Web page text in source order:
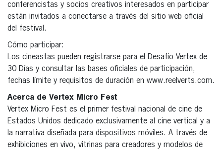
conferencistas y socios creativos interesados en participar
están invitados a conectarse a través del sitio web oficial
del festival.
Cómo participar:
Los cineastas pueden registrarse para el Desafío Vertex de
30 Días y consultar las bases oficiales de participación,
fechas límite y requisitos de duración en www.reelverts.com.
Acerca de Vertex Micro Fest
Vertex Micro Fest es el primer festival nacional de cine de
Estados Unidos dedicado exclusivamente al cine vertical y a
la narrativa diseñada para dispositivos móviles. A través de
exhibiciones en vivo, vitrinas para creadores y modelos de